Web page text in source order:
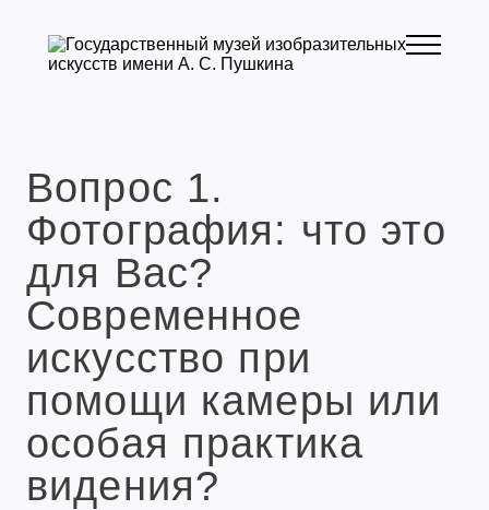
Вопрос 1.
Фотография: что это
для Вас?
Современное
искусство при
помощи камеры или
особая практика
видения?